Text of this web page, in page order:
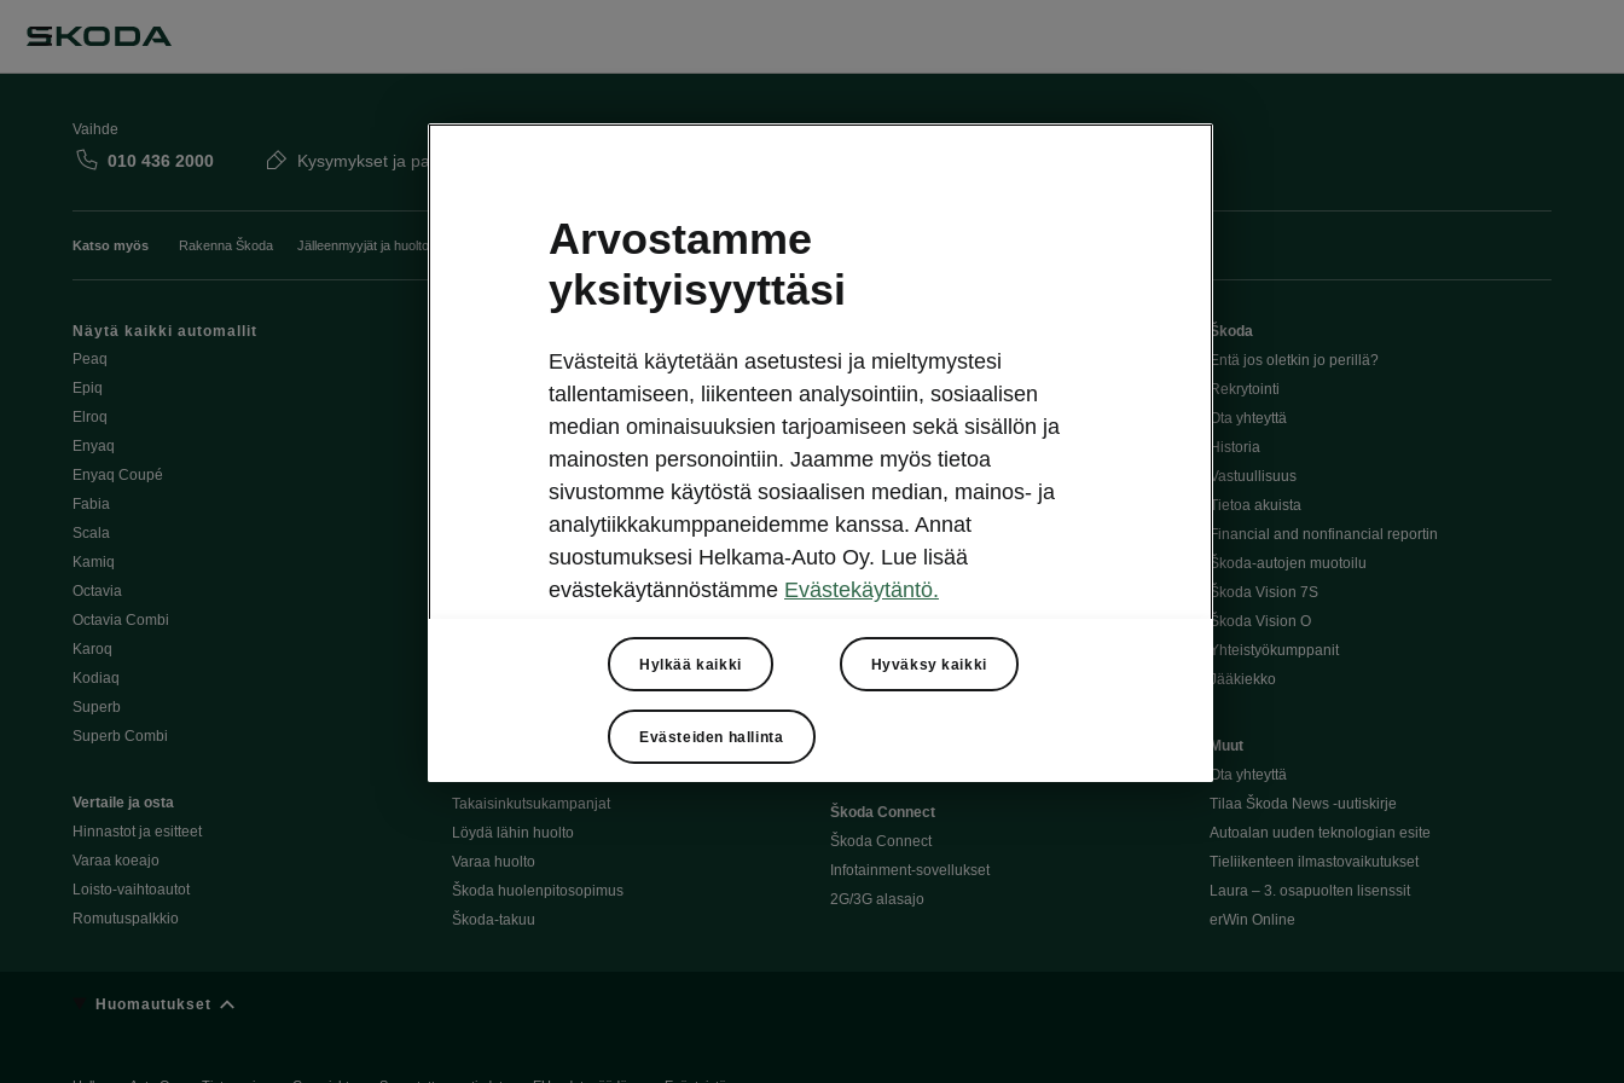
Vaihde
010 436 2000 Kysymykset ja palaute
Katso myös Rakenna Škoda Jälleenmyyjät ja huolto Heti vapaat Škoda-mallit Käyttöohjeet Škoda Shop
Näytä kaikki automallit
Peaq
Epiq
Elroq
Enyaq
Enyaq Coupé
Fabia
Scala
Kamiq
Octavia
Octavia Combi
Karoq
Kodiaq
Superb
Superb Combi
Vertaile ja osta
Hinnastot ja esitteet
Varaa koeajo
Loisto-vaihtoautot
Romutuspalkkio
Osta Škoda verkossa
Škoda Yksityisleasing
Škodan Vakuutus
Škoda 4×4 -mallit
Škoda-katumaasturimallit
Alkuperäiset Škoda-varaosat
Alkuperäiset Škoda-moottoriöljyt
Takaisinkutsukampanjat
Löydä lähin huolto
Varaa huolto
Škoda huolenpitosopimus
Škoda-takuu
Avustinjärjestelmät
Sähköautot ja hybridit
Sähköautot ja hybridit
Ladattavat hybridit
Vinkkejä sähköautoiluun
Ajoakku ja turvallisuus
Ohjelmiston päivitys
Kotilataus
Latauspisteet kartalla
Škoda Connect
Škoda Connect
Infotainment-sovellukset
2G/3G alasajo
Škoda
Entä jos oletkin jo perillä?
Rekrytointi
Ota yhteyttä
Historia
Vastuullisuus
Tietoa akuista
Financial and nonfinancial reportin
Škoda-autojen muotoilu
Škoda Vision 7S
Škoda Vision O
Yhteistyökumppanit
Jääkiekko
Muut
Ota yhteyttä
Tilaa Škoda News -uutiskirje
Autoalan uuden teknologian esite
Tieliikenteen ilmastovaikutukset
Laura – 3. osapuolten lisenssit
erWin Online
Huomautukset
Arvostamme
yksityisyyttäsi
Evästeitä käytetään asetustesi ja mieltymystesi
tallentamiseen, liikenteen analysointiin, sosiaalisen
median ominaisuuksien tarjoamiseen sekä sisällön ja
mainosten personointiin. Jaamme myös tietoa
sivustomme käytöstä sosiaalisen median, mainos- ja
analytiikkakumppaneidemme kanssa. Annat
suostumuksesi Helkama-Auto Oy. Lue lisää
evästekäytännöstämme Evästekäytäntö.
Hylkää kaikki Hyväksy kaikki
Evästeiden hallinta